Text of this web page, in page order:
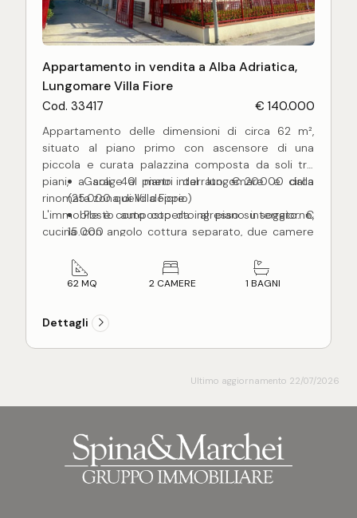
parte, di:
Appartamento in vendita a Alba Adriatica,
Lungomare Villa Fiore
Cod. 33417 € 140.000
Appartamento delle dimensioni di circa 62 m²,
situato al piano primo con ascensore di una
piccola e curata palazzina composta da soli tre
piani, a soli 40 metri dal lungomare e dalla
rinomata zona di Villa Fiore.
L'immobile è composto da ingresso su soggiorno,
cucina con angolo cottura separato, due camere
bagno finestrato con box doccia e un disimpegno
nella zona notte. Completano la proprietà uno
per pranzi e cene all'aperto durante la bella
stagione.
generali, immediatamente abitabile, ed è dotato
pavimenti in parquet nella zona notte, infissi in
legno di douglas con vetro singolo e finiture in stile
classico, tipiche dell'epoca di costruzione.
Soluzione ideale sia come residenza principale
Garage al piano interrato: € 20.000 circa
(25.000 quello doppio)
Posto auto coperto al piano interrato: €
15.000
6.000
Cantina al piano interrato: € 5.000
62 MQ 2 CAMERE 1 BAGNI
Dettagli
Ultimo aggiornamento 22/07/2026